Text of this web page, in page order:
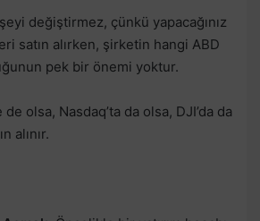
değiştirmez, çünkü yapacağınız
satın alırken, şirketin hangi ABD
pek bir önemi yoktur.
olsa, Nasdaq’ta da olsa, DJI’da da
alınır.